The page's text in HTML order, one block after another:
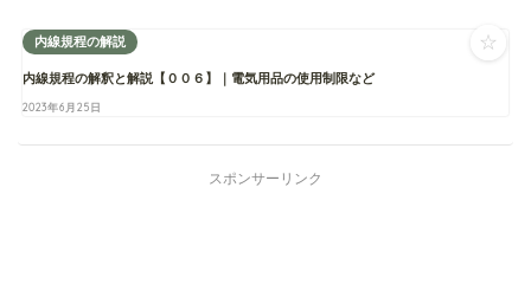
内線規程の解説
内線規程の解釈と解説【００６】｜電気用品の使用制限など
2023年6月25日
☆
スポンサーリンク